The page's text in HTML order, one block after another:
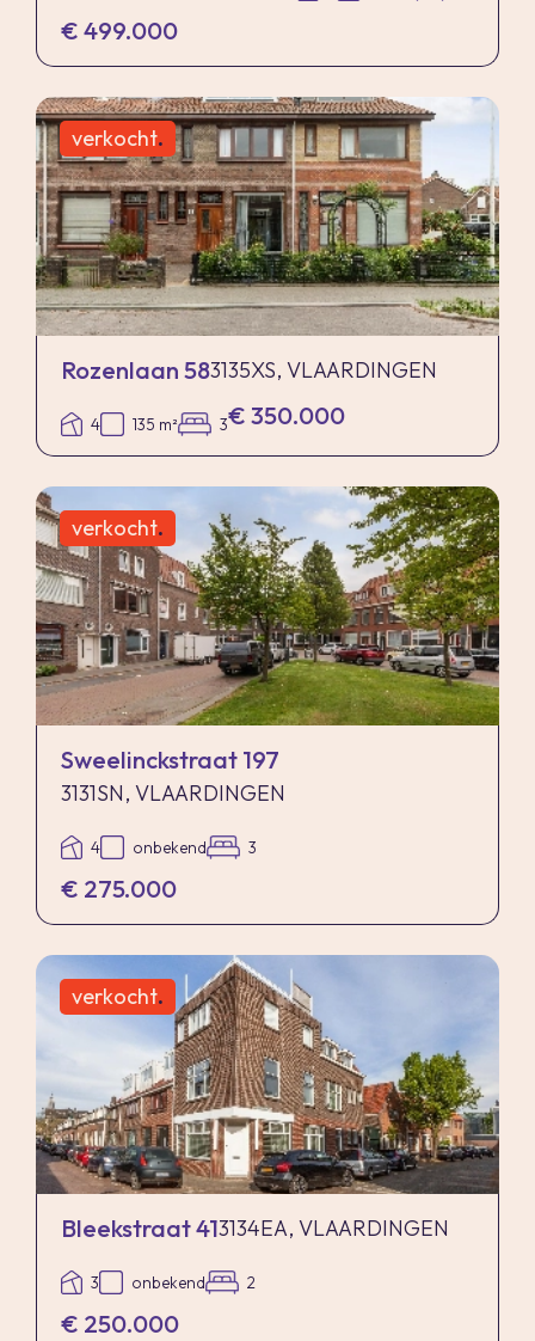
worden als een uitnodiging tot het doen van een
bod of om in onderhandeling te treden. Er
kunnen geen rechten worden ontleend aan deze
informatie.
€ 499.000
verkocht.
Rozenlaan 583135XS, VLAARDINGEN
4 135 m² 3€ 350.000
verkocht.
Sweelinckstraat 197
3131SN, VLAARDINGEN
4 onbekend 3
€ 275.000
verkocht.
Bleekstraat 413134EA, VLAARDINGEN
3 onbekend 2
€ 250.000